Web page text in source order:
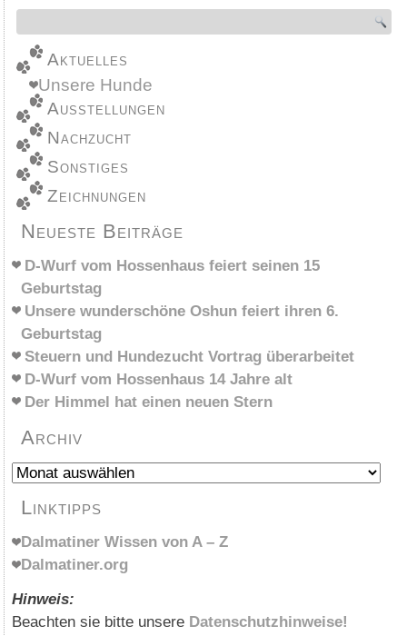
Aktuelles
Unsere Hunde
Ausstellungen
Nachzucht
Sonstiges
Zeichnungen
Neueste Beiträge
D-Wurf vom Hossenhaus feiert seinen 15
Geburtstag
Unsere wunderschöne Oshun feiert ihren 6.
Geburtstag
Steuern und Hundezucht Vortrag überarbeitet
D-Wurf vom Hossenhaus 14 Jahre alt
Der Himmel hat einen neuen Stern
Archiv
Archiv
Linktipps
Dalmatiner Wissen von A – Z
Dalmatiner.org
Hinweis:
Beachten sie bitte unsere Datenschutzhinweise!